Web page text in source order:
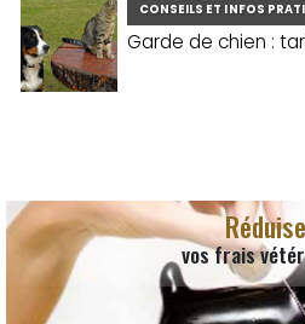
CONSEILS ET INFOS
Garde de chien :
vos frais